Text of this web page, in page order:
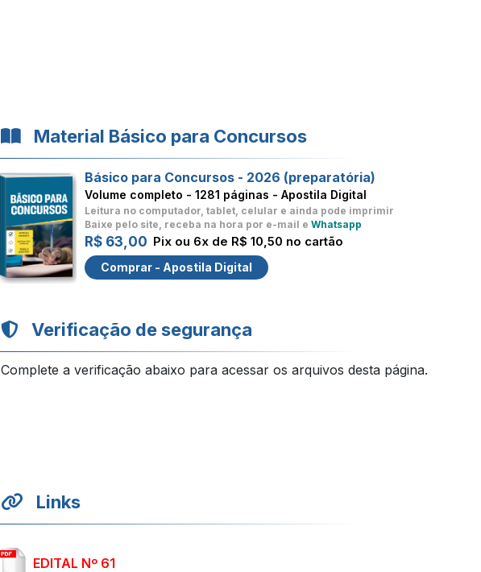
Material Básico para Concursos
Básico para Concursos - 2026 (preparatória)
Volume completo - 1281 páginas - Apostila Digital
Leitura no computador, tablet, celular e ainda pode imprimir
Baixe pelo site, receba na hora por e-mail e Whatsapp
R$ 63,00 Pix ou 6x de R$ 10,50 no cartão
Comprar - Apostila Digital
Verificação de segurança
Complete a verificação abaixo para acessar os arquivos desta página.
Links
EDITAL Nº 61